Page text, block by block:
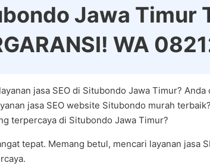
Jawa Timur
WA
jasa SEO di Situbondo Jawa Timur?
jasa SEO website Situbondo murah
terpercaya di Situbondo Jawa Timur?
tepat. Memang betul, mencari layanan jasa